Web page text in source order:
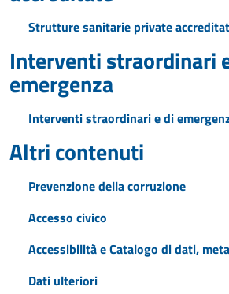
Strutture sanitarie private
Interventi straordinari
emergenza
Interventi straordinari e di
Altri contenuti
Prevenzione della corruzione
Accesso civico
Accessibilità e Catalogo di dati,
Dati ulteriori